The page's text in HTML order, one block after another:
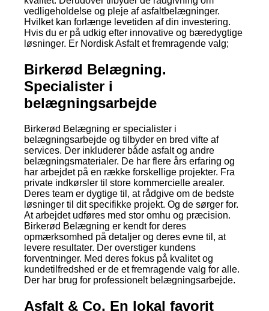
vedligeholdelse og pleje af asfaltbelægninger.
Hvilket kan forlænge levetiden af din investering.
Hvis du er på udkig efter innovative og bæredygtige
løsninger. Er Nordisk Asfalt et fremragende valg;
Birkerød Belægning.
Specialister i
belægningsarbejde
Birkerød Belægning er specialister i
belægningsarbejde og tilbyder en bred vifte af
services. Der inkluderer både asfalt og andre
belægningsmaterialer. De har flere års erfaring og
har arbejdet på en række forskellige projekter. Fra
private indkørsler til store kommercielle arealer.
Deres team er dygtige til, at rådgive om de bedste
løsninger til dit specifikke projekt. Og de sørger for.
At arbejdet udføres med stor omhu og præcision.
Birkerød Belægning er kendt for deres
opmærksomhed på detaljer og deres evne til, at
levere resultater. Der overstiger kundens
forventninger. Med deres fokus på kvalitet og
kundetilfredshed er de et fremragende valg for alle.
Der har brug for professionelt belægningsarbejde.
Asfalt & Co. En lokal favorit